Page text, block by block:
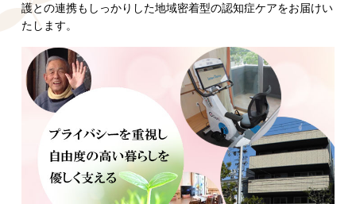
護との連携もしっかりした地域密着型の認知症ケアをお届けい
たします。